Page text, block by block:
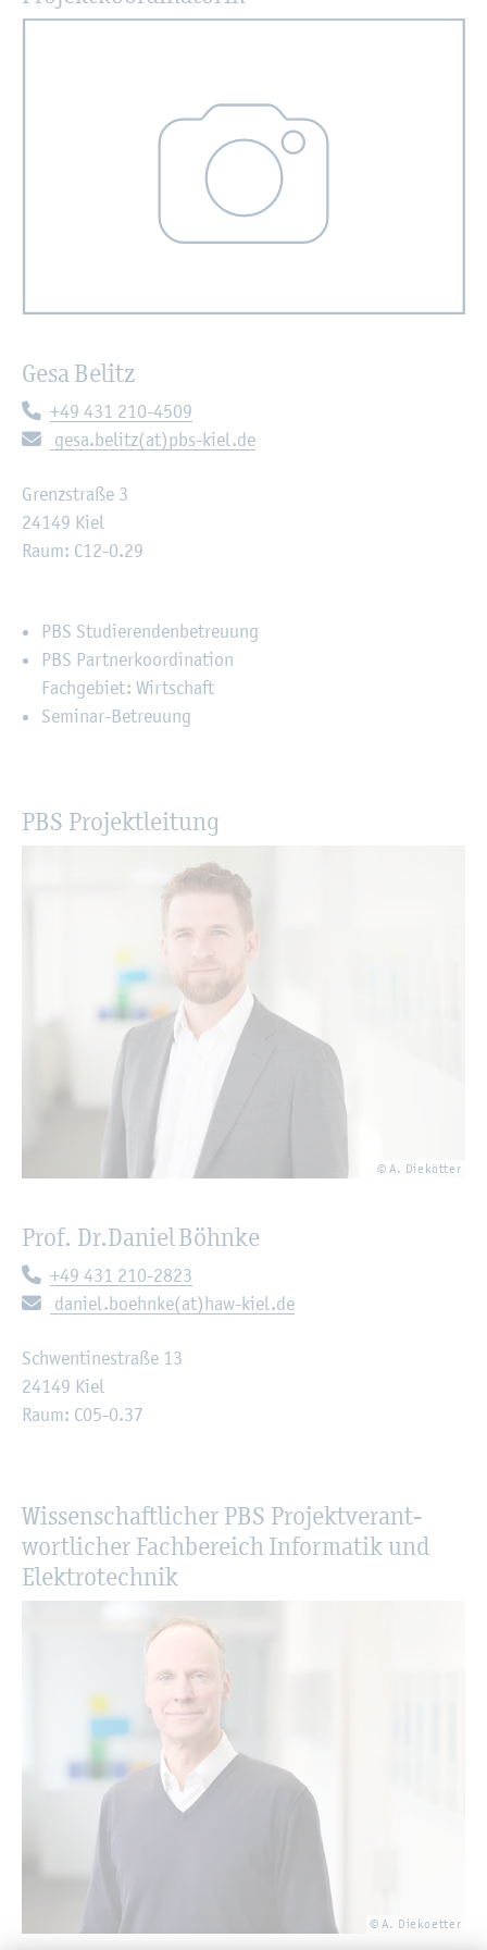
Gesa Be­litz
Te­le­fon:
+49 431 210-4509
E-Mail:
gesa.​belitz(at)pbs-kiel.de
Grenz­stra­ße 3
24149 Kiel
Raum: C12-0.29
PBS Stu­die­ren­den­be­treu­ung
PBS Part­ner­ko­or­di­na­ti­on
Fach­ge­biet: Wirt­schaft
Se­mi­nar-Be­treu­ung
PBS Pro­jekt­lei­tung
© A. Die­köt­ter
Prof. Dr.Da­ni­el Böhn­ke
Te­le­fon:
+49 431 210-2823
E-Mail:
da­ni­el.bo­ehn­ke(at)haw-kiel.de
Schwen­tin­e­stra­ße 13
24149 Kiel
Raum: C05-0.37
Wis­sen­schaft­li­cher PBS Pro­jekt­ver­ant­
wort­li­cher Fach­be­reich In­for­ma­tik und
Elek­tro­tech­nik
© A. Die­ko­et­ter